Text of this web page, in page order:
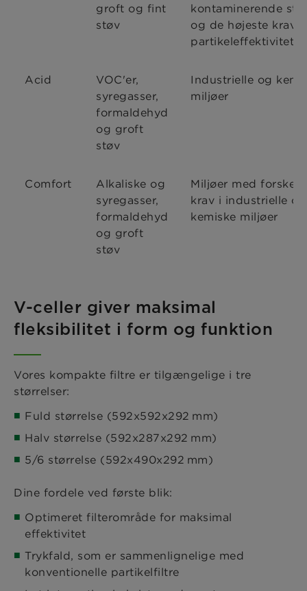
groft og fint
støv
kontaminerende
og de højeste krav
partikeleffektivitet
Acid
VOC'er,
syregasser,
formaldehyd
og groft
støv
Industrielle og
miljøer
Comfort
Alkaliske og
syregasser,
formaldehyd
og groft
støv
Miljøer med
krav i industrielle og
kemiske miljøer
V-celler giver maksimal
fleksibilitet i form og funktion
Vores kompakte filtre er tilgængelige i tre
størrelser:
Fuld størrelse (592x592x292 mm)
Halv størrelse (592x287x292 mm)
5/6 størrelse (592x490x292 mm)
Dine fordele ved første blik:
Optimeret filterområde for maksimal
effektivitet
Trykfald, som er sammenlignelige med
konventionelle partikelfiltre